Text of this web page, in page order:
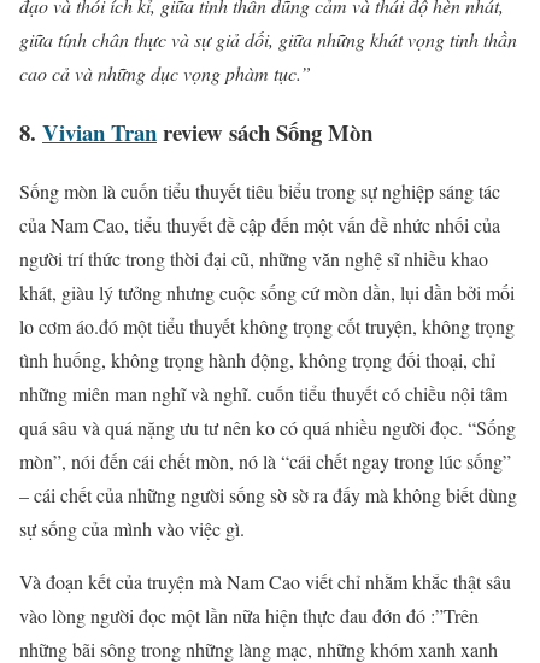
đạo và thói ích kỉ, giữa tinh thần dũng cảm và thái độ hèn nhát,
giữa tính chân thực và sự giả dối, giữa những khát vọng tinh thần
cao cả và những dục vọng phàm tục.”
8. Vivian Tranreview sách Sống Mòn
Sống mòn là cuốn tiểu thuyết tiêu biểu trong sự nghiệp sáng tác
của Nam Cao, tiểu thuyết đề cập đến một vấn đề nhức nhối của
người trí thức trong thời đại cũ, những văn nghệ sĩ nhiều khao
khát, giàu lý tưởng nhưng cuộc sống cứ mòn dần, lụi dần bởi mối
lo cơm áo.đó một tiểu thuyết không trọng cốt truyện, không trọng
tình huống, không trọng hành động, không trọng đối thoại, chỉ
những miên man nghĩ và nghĩ. cuốn tiểu thuyết có chiều nội tâm
quá sâu và quá nặng ưu tư nên ko có quá nhiều người đọc. “Sống
mòn”, nói đến cái chết mòn, nó là “cái chết ngay trong lúc sống”
– cái chết của những người sống sờ sờ ra đấy mà không biết dùng
sự sống của mình vào việc gì.
Và đoạn kết của truyện mà Nam Cao viết chỉ nhằm khắc thật sâu
vào lòng người đọc một lần nữa hiện thực đau đớn đó :”Trên
những bãi sông trong những làng mạc, những khóm xanh xanh